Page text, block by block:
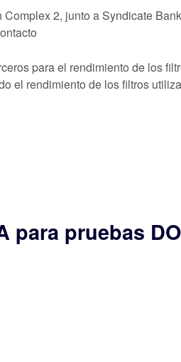
2, junto a Syndicate
para el rendimiento de los
el rendimiento de los filtros
para pruebas